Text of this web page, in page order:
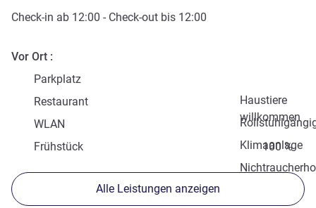
Check-in ab 12:00 - Check-out bis 12:00
Vor Ort
Parkplatz
Haustiere
willkommen
Restaurant
WLAN
Klimaanlage
Frühstück
100 %
Alle Leistungen anzeigen